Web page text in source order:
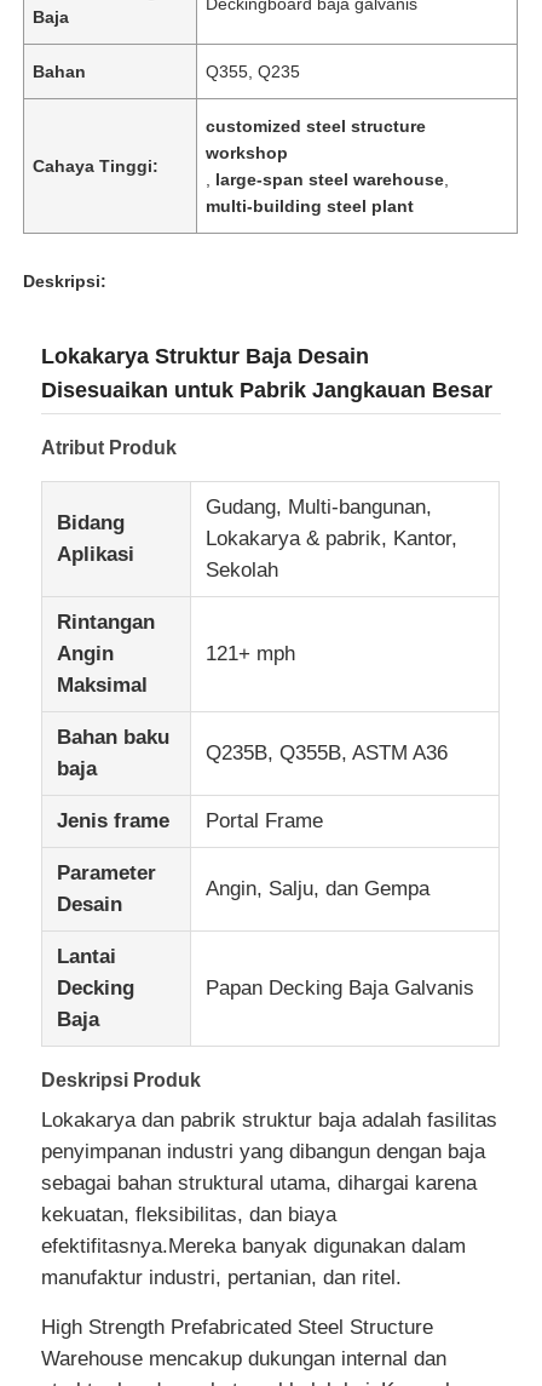
Rumah
Produk
Tentang Kami
Tur Pabrik
Kontrol Kualitas
Hubungi Kami
Berita
Baja
Bahan Q355, Q235
Cahaya Tinggi:
customized steel structure
workshop
large-span steel warehouse
multi-building steel plant
Deskripsi:
Lokakarya Struktur Baja Desain
Disesuaikan untuk Pabrik Jangkauan Besar
Atribut Produk
Bidang
Aplikasi
Gudang, Multi-bangunan,
Lokakarya & pabrik, Kantor,
Sekolah
Rintangan
Angin
Maksimal
121+ mph
Bahan baku
baja
Q235B, Q355B, ASTM A36
Jenis frame Portal Frame
Parameter
Desain
Angin, Salju, dan Gempa
Lantai
Decking
Baja
Papan Decking Baja Galvanis
Deskripsi Produk
Lokakarya dan pabrik struktur baja adalah fasilitas
penyimpanan industri yang dibangun dengan baja
sebagai bahan struktural utama, dihargai karena
kekuatan, fleksibilitas, dan biaya
efektifitasnya.Mereka banyak digunakan dalam
manufaktur industri, pertanian, dan ritel.
High Strength Prefabricated Steel Structure
Warehouse mencakup dukungan internal dan